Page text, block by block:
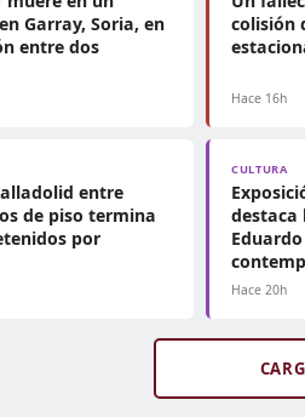
Garray, Soria, en
entre dos
colisión
Hace 16h
entre
de piso termina
por
CULTURA
destaca
Hace 20h